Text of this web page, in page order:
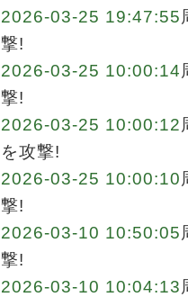
2026-03-25 19:47:55
撃!
2026-03-25 10:00:14
撃!
2026-03-25 10:00:12
を攻撃!
2026-03-25 10:00:10
撃!
2026-03-10 10:50:05
撃!
2026-03-10 10:04:13